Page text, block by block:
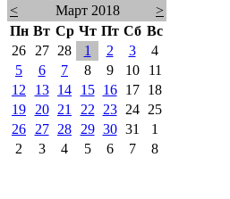
< Март 2018
>
Пн Вт Ср Чт Пт Сб Вс
26
27 28 1 2 3
4
5
6 7 8 9 10
11
12
13 14 15 16 17
18
19
20 21 22 23 24
25
26
27 28 29 30 31
1
2
3 4 5 6 7 8